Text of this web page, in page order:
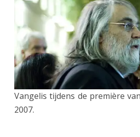
Vangelis tijdens de première
2007.